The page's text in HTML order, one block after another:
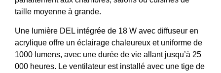
taille moyenne à grande.
Une lumière DEL intégrée de 18 W avec diffuseur en
acrylique offre un éclairage chaleureux et uniforme de
1000 lumens, avec une durée de vie allant jusqu’à 25
000 heures. Le ventilateur est installé avec une tige de